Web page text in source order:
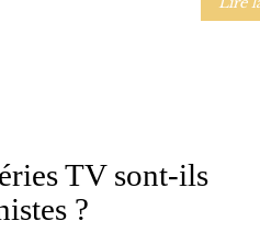
TV sont-ils
?